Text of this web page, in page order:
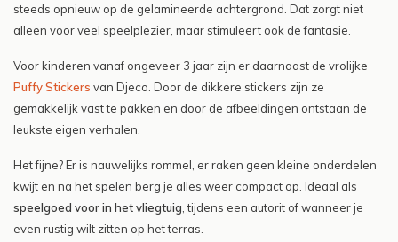
steeds opnieuw op de gelamineerde achtergrond. Dat zorgt niet
alleen voor veel speelplezier, maar stimuleert ook de fantasie.
Voor kinderen vanaf ongeveer 3 jaar zijn er daarnaast de vrolijke
Puffy Stickers van Djeco. Door de dikkere stickers zijn ze
gemakkelijk vast te pakken en door de afbeeldingen ontstaan de
leukste eigen verhalen.
Het fijne? Er is nauwelijks rommel, er raken geen kleine onderdelen
kwijt en na het spelen berg je alles weer compact op. Ideaal als
speelgoed voor in het vliegtuig , tijdens een autorit of wanneer je
even rustig wilt zitten op het terras.